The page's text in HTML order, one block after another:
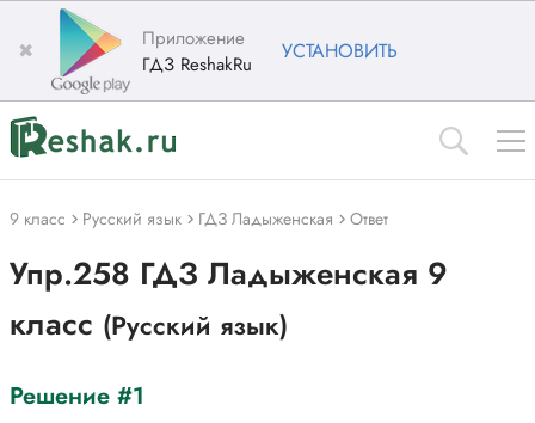
✖
Приложение
ГДЗ ReshakRu
УСТАНОВИТЬ
9 класс Русский язык ГДЗ Ладыженская Ответ
Упр.258 ГДЗ Ладыженская 9
класс (Русский язык)
Решение #1